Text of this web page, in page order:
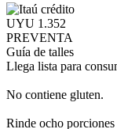
UYU 1.352
PREVENTA
Guía de talles
Llega lista para
No contiene gluten.
Rinde ocho